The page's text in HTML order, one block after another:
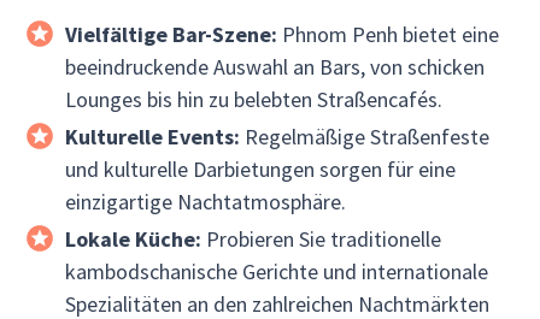
Vielfältige Bar-Szene: Phnom Penh bietet eine
beeindruckende Auswahl an Bars, von schicken
Lounges bis hin zu belebten Straßencafés.
Kulturelle Events: Regelmäßige Straßenfeste
und kulturelle Darbietungen sorgen für eine
einzigartige Nachtatmosphäre.
Lokale Küche: Probieren Sie traditionelle
kambodschanische Gerichte und internationale
Spezialitäten an den zahlreichen Nachtmärkten